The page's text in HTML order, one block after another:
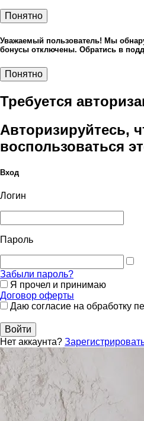
Понятно
Уважаемый пользователь! Мы
бонусы отключены. Обратись в
Понятно
Требуется
Авторизируйтесь,
воспользоваться
Вход
Логин
Пароль
Забыли пароль?
Я прочел и принимаю
Договор оферты
Даю согласие на обработку
Войти
Нет аккаунта?